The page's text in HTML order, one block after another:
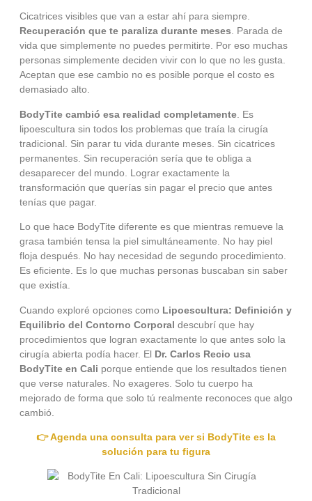
Cicatrices visibles que van a estar ahí para siempre.
Recuperación que te paraliza durante meses. Parada de
vida que simplemente no puedes permitirte. Por eso muchas
personas simplemente deciden vivir con lo que no les gusta.
Aceptan que ese cambio no es posible porque el costo es
demasiado alto.
BodyTite cambió esa realidad completamente . Es
lipoescultura sin todos los problemas que traía la cirugía
tradicional. Sin parar tu vida durante meses. Sin cicatrices
permanentes. Sin recuperación sería que te obliga a
desaparecer del mundo. Lograr exactamente la
transformación que querías sin pagar el precio que antes
tenías que pagar.
Lo que hace BodyTite diferente es que mientras remueve la
grasa también tensa la piel simultáneamente. No hay piel
floja después. No hay necesidad de segundo procedimiento.
Es eficiente. Es lo que muchas personas buscaban sin saber
que existía.
Cuando exploré opciones como Lipoescultura: Definición y
Equilibrio del Contorno Corporal descubrí que hay
procedimientos que logran exactamente lo que antes solo la
cirugía abierta podía hacer. El Dr. Carlos Recio usa
BodyTite en Cali porque entiende que los resultados tienen
que verse naturales. No exageres. Solo tu cuerpo ha
mejorado de forma que solo tú realmente reconoces que algo
cambió.
👉 Agenda una consulta para ver si BodyTite es la
solución para tu figura